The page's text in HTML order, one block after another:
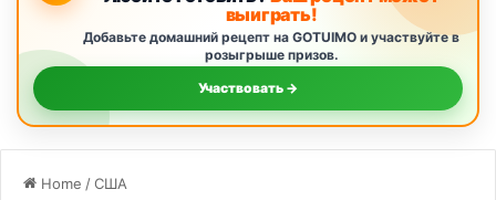
выиграть!
Добавьте домашний рецепт на GOTUIMO и участвуйте в
розыгрыше призов.
Участвовать →
Home /США